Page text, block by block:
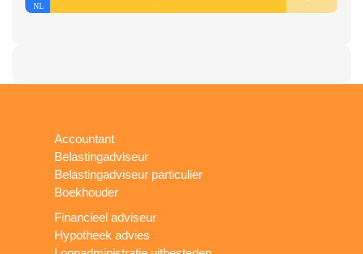
Accountant
Belastingadviseur
Belastingadviseur particulier
Boekhouder
Financieel adviseur
Hypotheek advies